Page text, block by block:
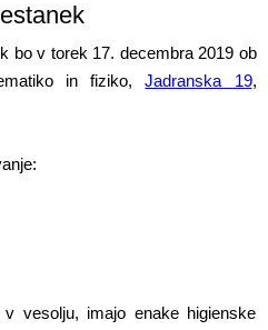
bo v torek 17. decembra 2019 ob
in fiziko,Jadranska 19,
vesolju, imajo enake higienske